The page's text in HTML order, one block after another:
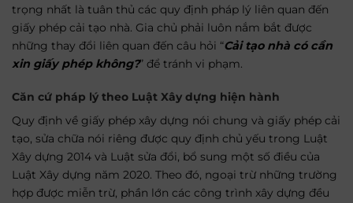
trọng nhất là tuân thủ các quy định pháp lý liên quan đến
giấy phép cải tạo nhà. Gia chủ phải luôn nắm bắt được
những thay đổi liên quan đến câu hỏi “Cải tạo nhà có cần
xin giấy phép không?” để tránh vi phạm.
Căn cứ pháp lý theo Luật Xây dựng hiện hành
Quy định về giấy phép xây dựng nói chung và giấy phép cải
tạo, sửa chữa nói riêng được quy định chủ yếu trong Luật
Xây dựng 2014 và Luật sửa đổi, bổ sung một số điều của
Luật Xây dựng năm 2020. Theo đó, ngoại trừ những trường
hợp được miễn trừ, phần lớn các công trình xây dựng đều